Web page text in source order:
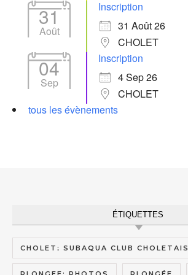
31
Août
Inscription
31 Août 26
CHOLET
04
Sep
Inscription
4 Sep 26
CHOLET
tous les évènements
ÉTIQUETTES
CHOLET; SUBAQUA CLUB CHOLETAIS